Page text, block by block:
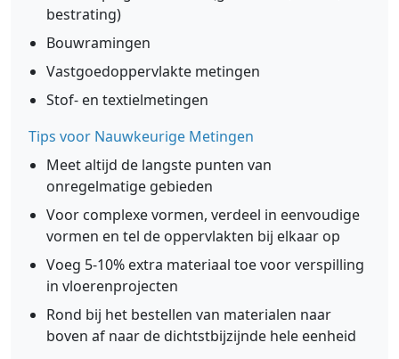
bestrating)
Bouwramingen
Vastgoedoppervlakte metingen
Stof- en textielmetingen
Tips voor Nauwkeurige Metingen
Meet altijd de langste punten van
onregelmatige gebieden
Voor complexe vormen, verdeel in eenvoudige
vormen en tel de oppervlakten bij elkaar op
Voeg 5-10% extra materiaal toe voor verspilling
in vloerenprojecten
Rond bij het bestellen van materialen naar
boven af naar de dichtstbijzijnde hele eenheid